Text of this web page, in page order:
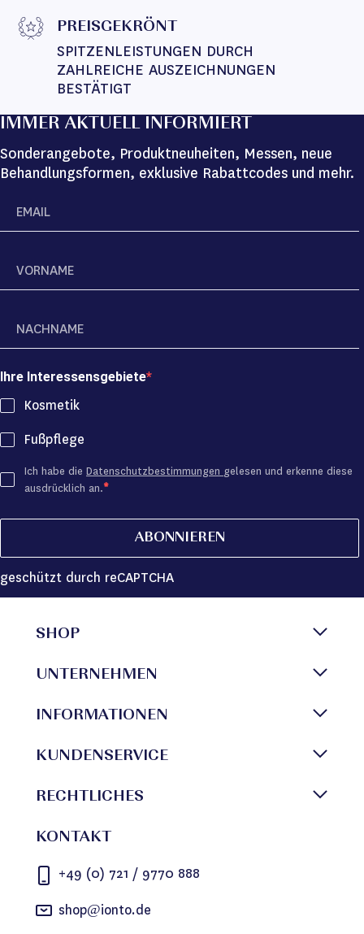
PREISGEKRÖNT
SPITZENLEISTUNGEN DURCH
ZAHLREICHE AUSZEICHNUNGEN
BESTÄTIGT
IMMER AKTUELL INFORMIERT
Sonderangebote, Produktneuheiten, Messen, neue
Behandlungsformen, exklusive Rabattcodes und mehr.
Ihre Interessensgebiete
Kosmetik
Fußpflege
Ich habe die Datenschutzbestimmungen gelesen und erkenne diese
ausdrücklich an.
ABONNIEREN
geschützt durch reCAPTCHA
SHOP
UNTERNEHMEN
INFORMATIONEN
KUNDENSERVICE
RECHTLICHES
KONTAKT
+49 (0) 721 / 9770 888
shop@ionto.de